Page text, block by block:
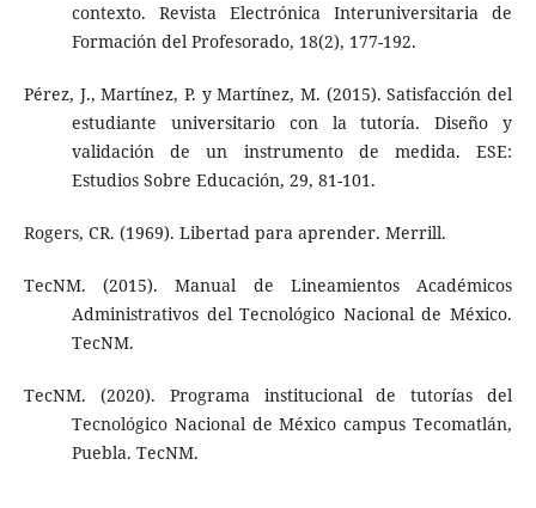
contexto. Revista Electrónica Interuniversitaria de
Formación del Profesorado, 18(2), 177-192.
Pérez, J., Martínez, P. y Martínez, M. (2015). Satisfacción del
estudiante universitario con la tutoría. Diseño y
validación de un instrumento de medida. ESE:
Estudios Sobre Educación, 29, 81-101.
Rogers, CR. (1969). Libertad para aprender. Merrill.
TecNM. (2015). Manual de Lineamientos Académicos
Administrativos del Tecnológico Nacional de México.
TecNM.
TecNM. (2020). Programa institucional de tutorías del
Tecnológico Nacional de México campus Tecomatlán,
Puebla. TecNM.